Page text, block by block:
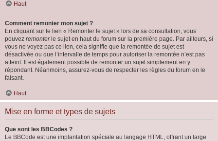
Haut
Comment remonter mon sujet ?
En cliquant sur le lien « Remonter le sujet » lors de sa consultation, vous
pouvez remonterle sujet en haut du forum sur la première page. Par ailleurs, si
vous ne voyez pas ce lien, cela signifie que la remontée de sujet est
désactivée ou que l’intervalle de temps pour autoriser la remontée n’est pas
atteint. Il est également possible de remonter un sujet simplement en y
répondant. Néanmoins, assurez-vous de respecter les règles du forum en le
faisant.
Haut
Mise en forme et types de sujets
Que sont les BBCodes ?
Le BBCode est une implantation spéciale au langage HTML, offrant un large